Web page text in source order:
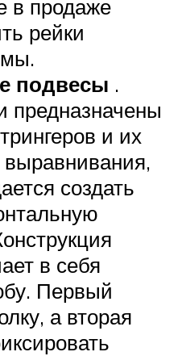
в продаже
рейки
подвесы .
предназначены
и их
выравнивания,
создать
в себя
Первый
а вторая